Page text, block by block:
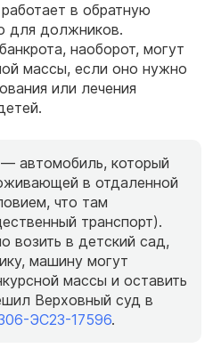
в обратную
для должников.
наоборот, могут
массы, если оно нужно
или лечения
автомобиль, который
в отдаленной
что там
транспорт).
возить в детский сад,
машину могут
массы и оставить
Верховный суд в
ЭС23-17596.